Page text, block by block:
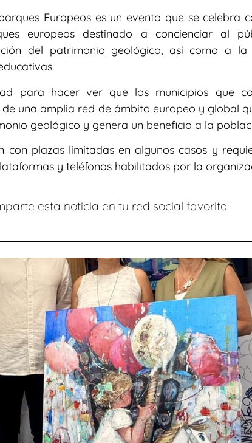
Europeos es un evento que se celebra
europeos destinado a concienciar al
del patrimonio geológico, así como a la
para hacer ver que los municipios que
una amplia red de ámbito europeo y global
geológico y genera un beneficio a la
con plazas limitadas en algunos casos y
y teléfonos habilitados por la
esta noticia en tu red social favorita